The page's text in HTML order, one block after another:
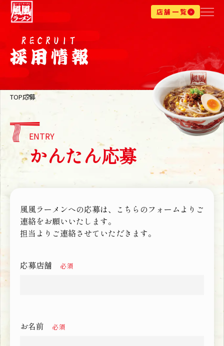
店舗一覧
TOP応募
ENTRY
かんたん応募
風風ラーメンへの応募は、こちらのフォームよりご
連絡をお願いいたします。
担当よりご連絡させていただきます。
応募店舗 必須
お名前 必須